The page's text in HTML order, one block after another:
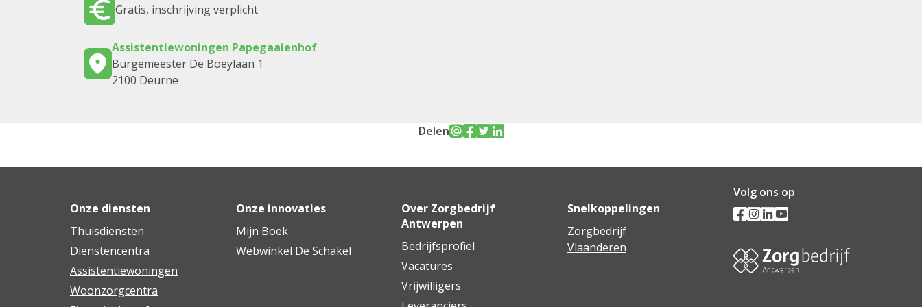
Gratis, inschrijving verplicht
Assistentiewoningen Papegaaienhof
Burgemeester De Boeylaan 1
2100 Deurne
Delen
Onze diensten
Thuisdiensten
Dienstencentra
Assistentiewoningen
Woonzorgcentra
Onze innovaties
Mijn Boek
Webwinkel De Schakel
Over Zorgbedrijf
Antwerpen
Bedrijfsprofiel
Vacatures
Vrijwilligers
Snelkoppelingen
Zorgbedrijf
Vlaanderen
Volg ons op